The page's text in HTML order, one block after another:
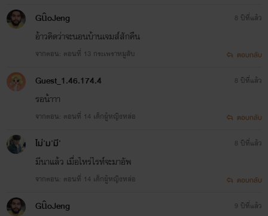
GûoJeng
อ้าวคิดว่าจะนอนบ้านเจมส์สักคืน
จากตอน: ตอนที่ 13 กระเพราหมูสับ
8 ปีที่แล้ว
ตอบกลับ
Guest_1.46.174.4
รอน้าาา
จากตอน: ตอนที่ 14 เด็กผู้หญิงหล่อ
8 ปีที่แล้ว
ตอบกลับ
ไม่'ม'มี'
มีนาแล้ว เมื่อไหร่ไรท์จะมาอัพ
จากตอน: ตอนที่ 14 เด็กผู้หญิงหล่อ
8 ปีที่แล้ว
ตอบกลับ
GûoJeng 9 ปีที่แล้ว